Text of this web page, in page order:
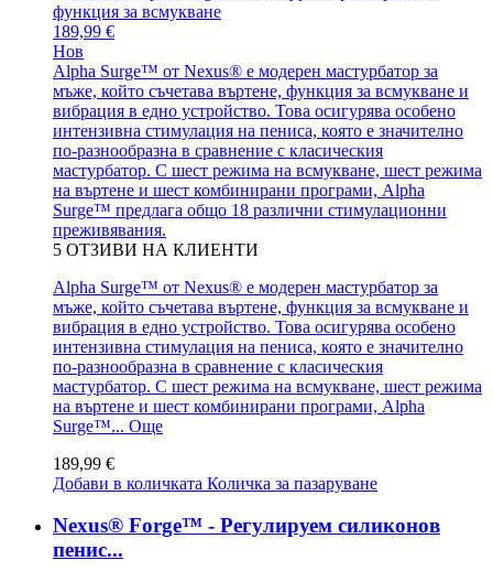
189,99 €
Нов
Alpha Surge™ от Nexus® е модерен мастурбатор за
мъже, който съчетава въртене, функция за всмукване и
вибрация в едно устройство. Това осигурява особено
интензивна стимулация на пениса, която е значително
по-разнообразна в сравнение с класическия
мастурбатор. С шест режима на всмукване, шест режима
на въртене и шест комбинирани програми, Alpha
Surge™ предлага общо 18 различни стимулационни
преживявания.
5 ОТЗИВИ НА КЛИЕНТИ
Alpha Surge™ от Nexus® е модерен мастурбатор за
мъже, който съчетава въртене, функция за всмукване и
вибрация в едно устройство. Това осигурява особено
интензивна стимулация на пениса, която е значително
по-разнообразна в сравнение с класическия
мастурбатор. С шест режима на всмукване, шест режима
на въртене и шест комбинирани програми, Alpha
Surge™... Още
189,99 €
Добави в количката Количка за пазаруване
Nexus® Forge™ - Регулируем силиконов
пенис...